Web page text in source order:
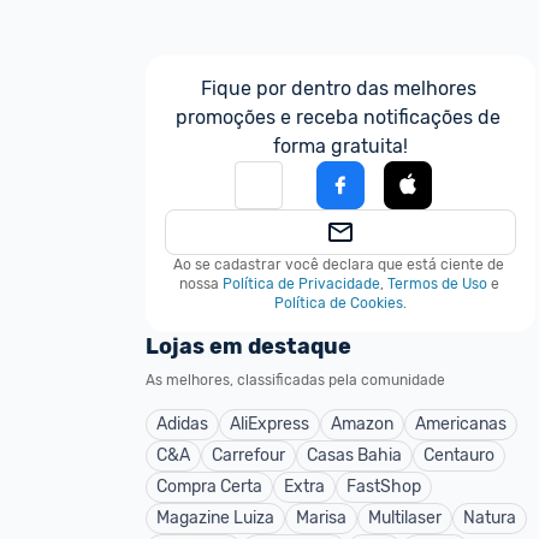
Fique por dentro das melhores
promoções e receba notificações de
forma gratuita!
Ao se cadastrar você declara que está ciente de
nossa Política de Privacidade, Termos de Uso e
Política de Cookies.
Lojas em destaque
As melhores, classificadas pela comunidade
Adidas AliExpress Amazon
Americanas
C&A
Carrefour Casas Bahia
Centauro
Compra Certa
Extra
FastShop
Magazine Luiza
Marisa Multilaser
Natura